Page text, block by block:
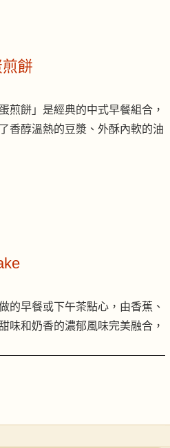
餅
煎餅」是經典的中式早餐組合，
香醇溫熱的豆漿、外酥內軟的油
的早餐或下午茶點心，由香蕉、
味和奶香的濃郁風味完美融合，